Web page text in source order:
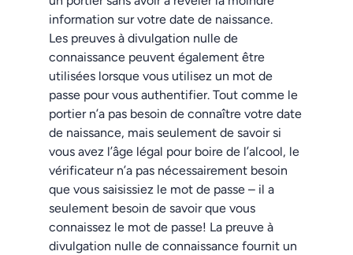
information sur votre date de naissance.
Les preuves à divulgation nulle de
connaissance peuvent également être
utilisées lorsque vous utilisez un mot de
passe pour vous authentifier. Tout comme le
portier n’a pas besoin de connaître votre date
de naissance, mais seulement de savoir si
vous avez l’âge légal pour boire de l’alcool, le
vérificateur n’a pas nécessairement besoin
que vous saisissiez le mot de passe – il a
seulement besoin de savoir que vous
connaissez le mot de passe! La preuve à
divulgation nulle de connaissance fournit un